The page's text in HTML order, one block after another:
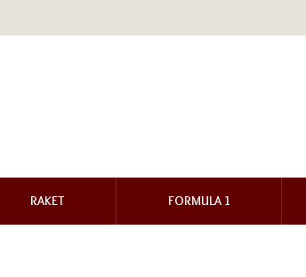
RAKET FORMULA 1